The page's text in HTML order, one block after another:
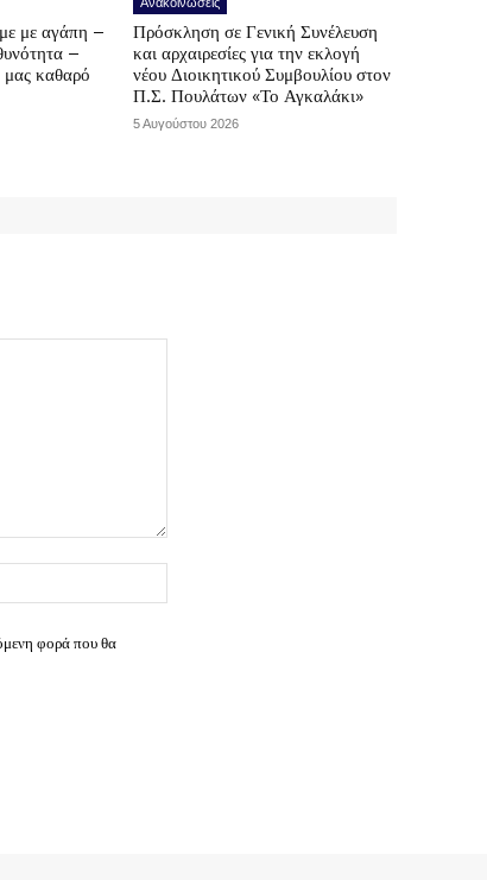
με αγάπη –
–
μας καθαρό
Πρόσκληση σε Γενική Συνέλευση
και αρχαιρεσίες για την εκλογή
νέου Διοικητικού Συμβουλίου στον
Π.Σ. Πουλάτων «Το Αγκαλάκι»
5 Αυγούστου 2026
φορά που θα